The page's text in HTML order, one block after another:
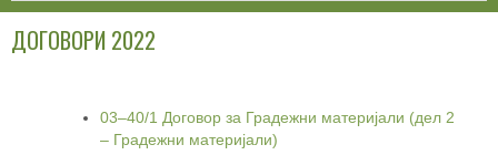
ДОГОВОРИ 2022
03–40/1 Договор за Градежни материјали (дел 2
– Градежни материјали)